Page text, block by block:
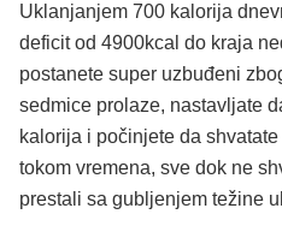
Uklanjanjem 700 kalorija
deficit od 4900kcal do kraja
postanete super uzbuđeni
sedmice prolaze, nastavljate
kalorija i počinjete da
tokom vremena, sve dok ne
prestali sa gubljenjem težine